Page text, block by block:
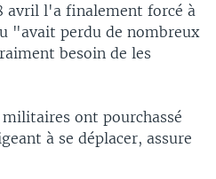
avril l'a finalement forcé à
"avait perdu de nombreux
besoin de les
ont pourchassé
à se déplacer, assure